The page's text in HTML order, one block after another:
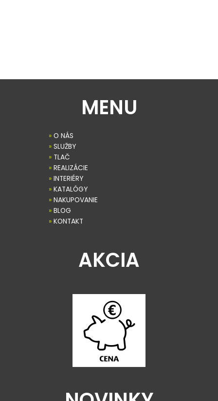
MENU
» O NÁS
» SLUŽBY
» TLAČ
» REALIZÁCIE
» INTERIÉRY
» KATALÓGY
» NAKUPOVANIE
» BLOG
» KONTAKT
AKCIA